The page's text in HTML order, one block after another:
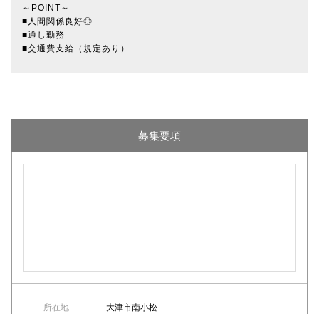
～POINT～
■人間関係良好◎
■通し勤務
■交通費支給（規定あり）
募集要項
所在地 大津市南小松